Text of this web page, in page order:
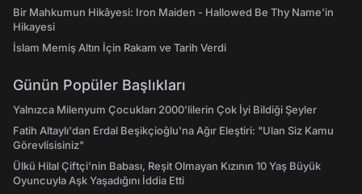
Bir Mahkumun Hikâyesi: Iron Maiden - Hallowed Be Thy Name'in
Hikayesi
İslam Memiş Altın İçin Rakam ve Tarih Verdi
Günün Popüler Başlıkları
Yalnızca Milenyum Çocukları 2000'lilerin Çok İyi Bildiği Şeyler
Fatih Altaylı'dan Erdal Beşikçioğlu'na Ağır Eleştiri: "Ulan Siz Kamu
Görevlisisiniz"
Ülkü Hilal Çiftçi'nin Babası, Reşit Olmayan Kızının 10 Yaş Büyük
Oyuncuyla Aşk Yaşadığını İddia Etti